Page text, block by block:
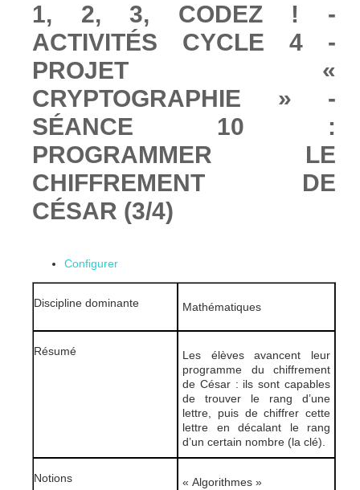
1, 2, 3, CODEZ ! -
ACTIVITÉS CYCLE 4 -
PROJET «
CRYPTOGRAPHIE » -
SÉANCE 10 :
PROGRAMMER LE
CHIFFREMENT DE
CÉSAR (3/4)
Configurer
Discipline dominante Mathématiques
Résumé
Les élèves avancent leur
programme du chiffrement
de César : ils sont capables
de trouver le rang d’une
lettre, puis de chiffrer cette
lettre en décalant le rang
d’un certain nombre (la clé).
Notions
« Algorithmes »